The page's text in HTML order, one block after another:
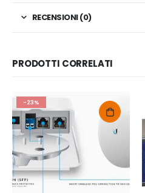
RECENSIONI (0)
PRODOTTI CORRELATI
-23%